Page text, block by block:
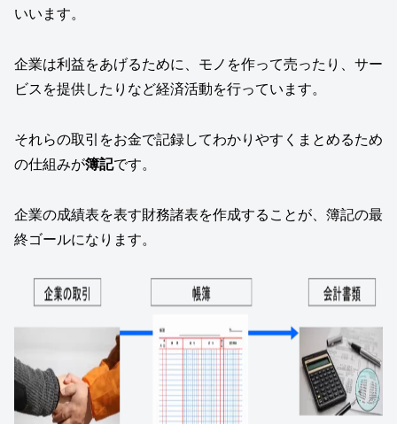
いいます。
企業は利益をあげるために、モノを作って売ったり、サー
ビスを提供したりなど経済活動を行っています。
それらの取引をお金で記録してわかりやすくまとめるため
の仕組みが簿記です。
企業の成績表を表す財務諸表を作成することが、簿記の最
終ゴールになります。